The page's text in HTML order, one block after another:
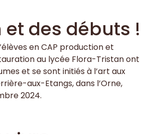
et des débuts !
en CAP production et
au lycée Flora-Tristan ont
et se sont initiés à l’art aux
aux-Etangs, dans l’Orne,
2024.